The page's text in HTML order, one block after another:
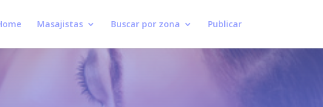
Masajistas Buscar por zona Publicar